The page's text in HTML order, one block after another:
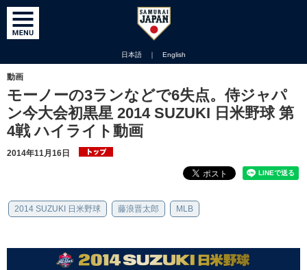
日本語 ｜ English
動画
モーノーの3ランなどで6失点。侍ジャパ
ン今大会初黒星 2014 SUZUKI 日米野球 第
4戦 ハイライト動画
2014年11月16日
2014 SUZUKI 日米野球 藤浪晋太郎 MLB